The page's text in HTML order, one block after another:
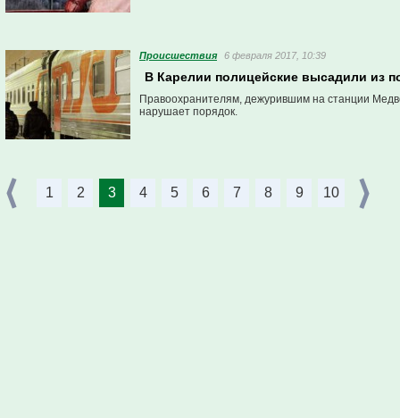
Проиcшествия 6 февраля 2017, 10:39
В Карелии полицейские высадили из
Правоохранителям, дежурившим на станции
нарушает порядок.
1 2 3 4 5 6 7 8 9 10